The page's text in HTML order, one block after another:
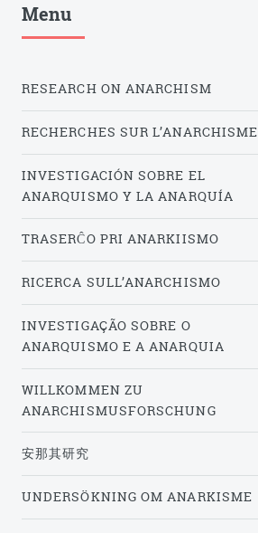
Menu
RESEARCH ON ANARCHISM
RECHERCHES SUR L’ANARCHISME
INVESTIGACIÓN SOBRE EL
ANARQUISMO Y LA ANARQUÍA
TRASERĈO PRI ANARKIISMO
RICERCA SULL’ANARCHISMO
INVESTIGAÇÃO SOBRE O
ANARQUISMO E A ANARQUIA
WILLKOMMEN ZU
ANARCHISMUSFORSCHUNG
安那其研究
UNDERSÖKNING OM ANARKISME